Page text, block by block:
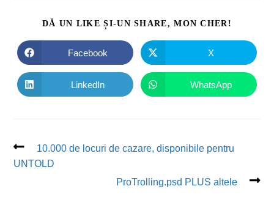
DĂ UN LIKE ȘI-UN SHARE, MON CHER!
Facebook X
LinkedIn WhatsApp
10.000 de locuri de cazare, disponibile pentru
UNTOLD
ProTrolling.psd PLUS altele